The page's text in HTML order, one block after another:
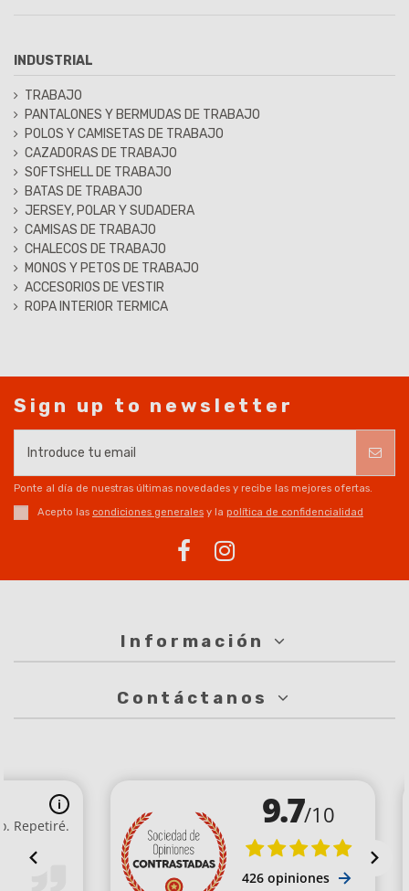
INDUSTRIAL
TRABAJO
PANTALONES Y BERMUDAS DE TRABAJO
POLOS Y CAMISETAS DE TRABAJO
CAZADORAS DE TRABAJO
SOFTSHELL DE TRABAJO
BATAS DE TRABAJO
JERSEY, POLAR Y SUDADERA
CAMISAS DE TRABAJO
CHALECOS DE TRABAJO
MONOS Y PETOS DE TRABAJO
ACCESORIOS DE VESTIR
ROPA INTERIOR TERMICA
Sign up to newsletter
Ponte al día de nuestras últimas novedades y recibe las mejores ofertas.
Acepto las condiciones generales y la política de confidencialidad
Información
Contáctanos